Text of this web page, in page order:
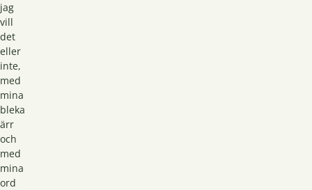
jag
vill
det
eller
inte,
med
mina
bleka
ärr
och
med
mina
ord